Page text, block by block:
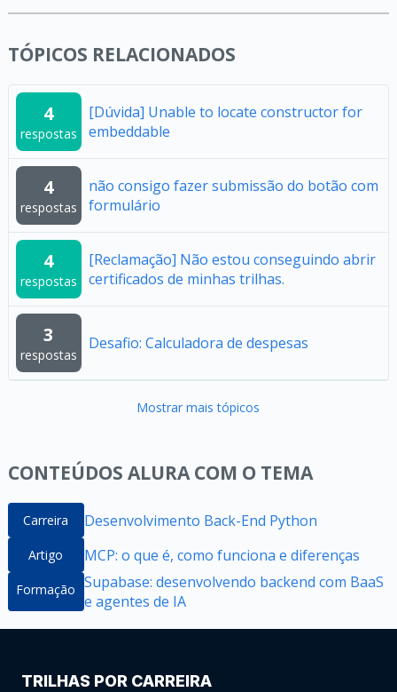
TÓPICOS RELACIONADOS
4
respostas
[Dúvida] Unable to locate constructor for
embeddable
4
respostas
não consigo fazer submissão do botão com
formulário
4
respostas
[Reclamação] Não estou conseguindo abrir
certificados de minhas trilhas.
3
respostas
Desafio: Calculadora de despesas
Mostrar mais tópicos
CONTEÚDOS ALURA COM O TEMA
Carreira Desenvolvimento Back-End Python
Artigo MCP: o que é, como funciona e diferenças
Formação Supabase: desenvolvendo backend com BaaS
e agentes de IA
TRILHAS POR CARREIRA